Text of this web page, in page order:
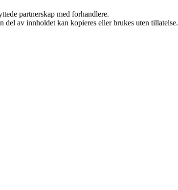
partnerskap med forhandlere.
av innholdet kan kopieres eller brukes uten tillatelse.